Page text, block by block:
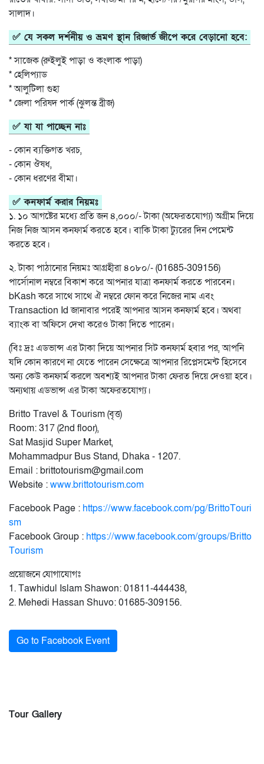
সালাদ।
✅ যে সকল দর্শনীয় ও ভ্রমণ স্থান রিজার্ভ জীপে করে বেড়ানো হবে:
* সাজেক (রুইলুই পাড়া ও কংলাক পাড়া)
* হেলিপ্যাড
* আলুটিলা গুহা
* জেলা পরিষদ পার্ক (ঝুলন্ত ব্রীজ)
✅ যা যা পাচ্ছেন নাঃ
- কোন ব্যক্তিগত খরচ,
- কোন ঔষধ,
- কোন ধরণের বীমা।
✅ কনফার্ম করার নিয়মঃ
১. ১০ আগষ্টের মধ্যে প্রতি জন ৪,০০০/- টাকা (অফেরতযোগ্য) অগ্রীম দিয়ে
নিজ নিজ আসন কনফার্ম করতে হবে। বাকি টাকা ট্যুরের দিন পেমেন্ট
করতে হবে।
২. টাকা পাঠানোর নিয়মঃ আগ্রহীরা ৪০৮০/- (01685-309156)
পার্সোনাল নম্বরে বিকাশ করে আপনার যাত্রা কনফার্ম করতে পারবেন।
bKash করে সাথে সাথে ঐ নম্বরে ফোন করে নিজের নাম এবং
Transaction Id জানাবার পরেই আপনার আসন কনফার্ম হবে। অথবা
ব্যাংক বা অফিসে দেখা করেও টাকা দিতে পারেন।
(বিঃ দ্রঃ এডভান্স এর টাকা দিয়ে আপনার সিট কনফার্ম হবার পর, আপনি
যদি কোন কারণে না যেতে পারেন সেক্ষেত্রে আপনার রিপ্লেসমেন্ট হিসেবে
অন্য কেউ কনফার্ম করলে অবশ্যই আপনার টাকা ফেরত দিয়ে দেওয়া হবে।
অন্যথায় এডভান্স এর টাকা অফেরতযোগ্য।
Britto Travel & Tourism (বৃত্ত)
Room: 317 (2nd floor),
Sat Masjid Super Market,
Mohammadpur Bus Stand, Dhaka - 1207.
Email : brittotourism@gmail.com
Website :www.brittotourism.com
Facebook Page : https://www.facebook.com/pg/BrittoTouri
sm
Facebook Group : https://www.facebook.com/groups/Britto
Tourism
প্রয়োজনে যোগাযোগঃ
1. Tawhidul Islam Shawon: 01811-444438,
2. Mehedi Hassan Shuvo: 01685-309156.
Go to Facebook Event
Tour Gallery